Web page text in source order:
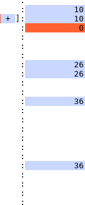
:
+ ]:
:
:
:
:
:
:
:
:
:
:
:
:
:
:
:
:
:
:
:
: